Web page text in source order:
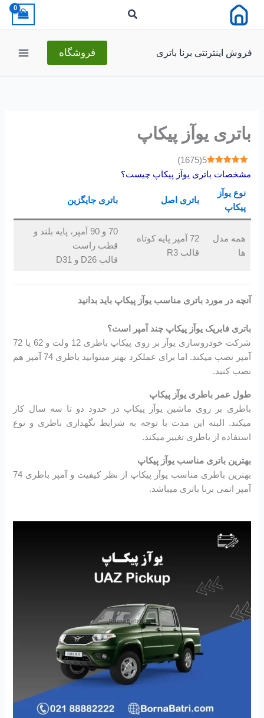
فروش اینترنتی برنا باتری فروشگاه
باتری یوآز پیکاپ
5
(
1675
)
مشخصات باتری یوآز پیکاپ چیست؟
نوع یوآز
پیکاپ
باتری اصل باتری جایگزین
همه مدل
ها
72 آمپر پایه کوتاه
قالب R3
70 و 90 آمپر، پایه بلند و
قطب راست
قالب D26 و D31
آنچه در مورد باتری مناسب یوآز پیکاپ باید بدانید
باتری فابریک یوآز پیکاپ چند آمپر است؟
شرکت خودروسازی یوآز بر روی پیکاپ باطری 12 ولت و 62 یا 72
آمپر نصب میکند. اما برای عملکرد بهتر میتوانید باطری 74 آمپر هم
نصب کنید.
طول عمر باطری یوآز پیکاپ
باطری بر روی ماشین یوآز پیکاپ در حدود دو تا سه سال کار
میکند. البته این مدت با توجه به شرایط نگهداری باطری و نوع
استفاده از باطری تغییر میکند.
بهترین باتری مناسب یوآز پیکاپ
بهترین باطری مناسب یوآز پیکاپ از نظر کیفیت و آمپر باطری 74
آمپر اتمی برنا باتری میباشد.